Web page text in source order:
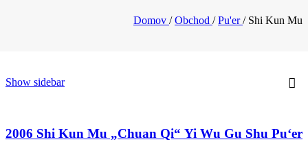
Domov / Obchod / Pu'er/ Shi Kun Mu
Show sidebar
2006 Shi Kun Mu „Chuan Qi“ Yi Wu Gu Shu Pu‘er